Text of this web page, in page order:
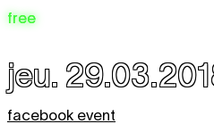
free
jeu.
facebook event